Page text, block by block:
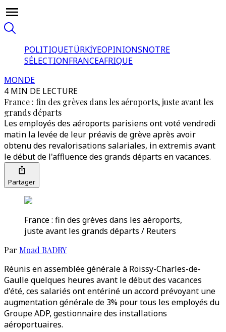
POLITIQUETÜRKİYEOPINIONSNOTRE
SÉLECTIONFRANCEAFRIQUE
MONDE
4 MIN DE LECTURE
France : fin des grèves dans les aéroports, juste avant les
grands départs
Les employés des aéroports parisiens ont voté vendredi
matin la levée de leur préavis de grève après avoir
obtenu des revalorisations salariales, in extremis avant
le début de l'affluence des grands départs en vacances.
Partager
France : fin des grèves dans les aéroports,
juste avant les grands départs / Reuters
Par Moad BADRY
Réunis en assemblée générale à Roissy-Charles-de-
Gaulle quelques heures avant le début des vacances
d'été, ces salariés ont entériné un accord prévoyant une
augmentation générale de 3% pour tous les employés du
Groupe ADP, gestionnaire des installations
aéroportuaires.